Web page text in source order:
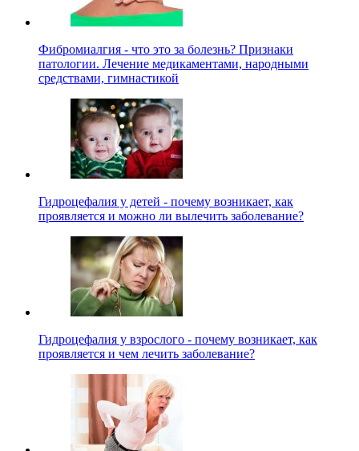
Фибромиалгия - что это за болезнь? Признаки
патологии. Лечение медикаментами, народными
средствами, гимнастикой
Гидроцефалия у детей - почему возникает, как
проявляется и можно ли вылечить заболевание?
Гидроцефалия у взрослого - почему возникает, как
проявляется и чем лечить заболевание?